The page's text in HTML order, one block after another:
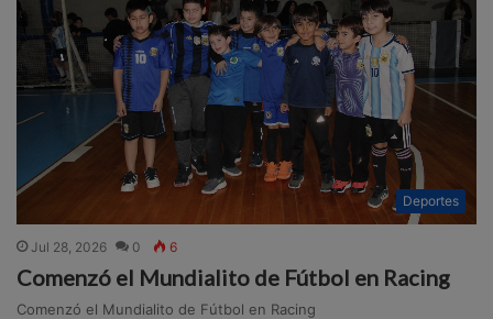
Deportes
Jul 28, 2026 0 6
Comenzó el Mundialito de Fútbol en Racing
Comenzó el Mundialito de Fútbol en Racing